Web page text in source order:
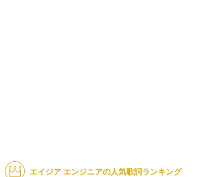
エイジア エンジニアの人気歌詞ランキング